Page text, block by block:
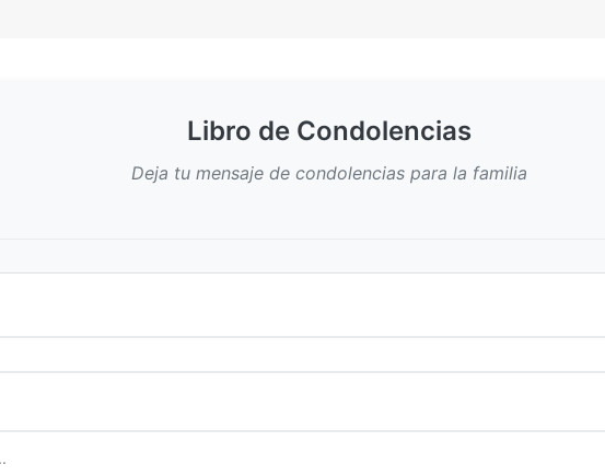
Libro de Condolencias
Deja tu mensaje de condolencias para la familia